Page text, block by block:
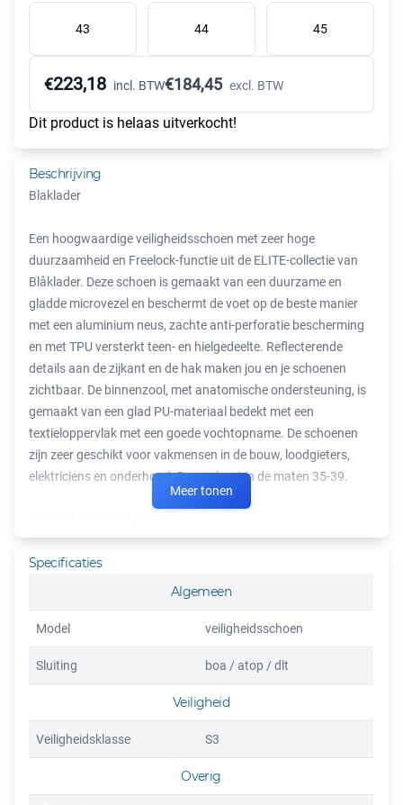
43 44 45
€223,18 incl. BTW€184,45 excl. BTW
Dit product is helaas uitverkocht!
Beschrijving
Blaklader
Een hoogwaardige veiligheidsschoen met zeer hoge
duurzaamheid en Freelock-functie uit de ELITE-collectie van
Blåklader. Deze schoen is gemaakt van een duurzame en
gladde microvezel en beschermt de voet op de beste manier
met een aluminium neus, zachte anti-perforatie bescherming
en met TPU versterkt teen- en hielgedeelte. Reflecterende
details aan de zijkant en de hak maken jou en je schoenen
zichtbaar. De binnenzool, met anatomische ondersteuning, is
gemaakt van een glad PU-materiaal bedekt met een
textieloppervlak met een goede vochtopname. De schoenen
zijn zeer geschikt voor vakmensen in de bouw, loodgieters,
elektriciens en onderhoud. Damesleest in de maten 35-39.
EN ISO 20345:2011
PASVORM:
Breed
ANTI-PERFORATIE BESCHERMING MATERIAAL:
Textiel
TEENBESCHERMING MATERIAAL:
Meer tonen
Specificaties
Algemeen
Model veiligheidsschoen
Sluiting boa / atop / dlt
Veiligheid
Veiligheidsklasse S3
Overig